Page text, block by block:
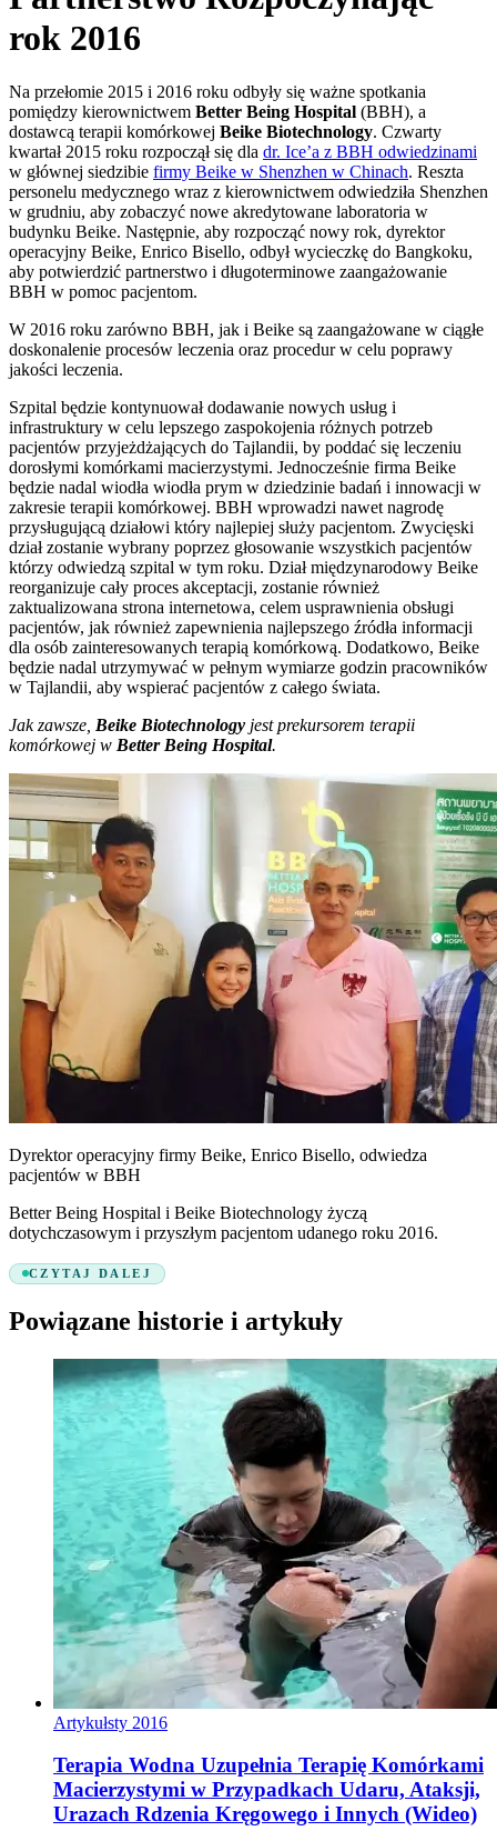
rok 2016
Na przełomie 2015 i 2016 roku odbyły się ważne spotkania
pomiędzy kierownictwem Better Being Hospital (BBH), a
dostawcą terapii komórkowej Beike Biotechnology. Czwarty
kwartał 2015 roku rozpoczął się dla dr. Ice’a z BBH odwiedzinami
w głównej siedzibie firmy Beike w Shenzhen w Chinach. Reszta
personelu medycznego wraz z kierownictwem odwiedziła Shenzhen
w grudniu, aby zobaczyć nowe akredytowane laboratoria w
budynku Beike. Następnie, aby rozpocząć nowy rok, dyrektor
operacyjny Beike, Enrico Bisello, odbył wycieczkę do Bangkoku,
aby potwierdzić partnerstwo i długoterminowe zaangażowanie
BBH w pomoc pacjentom.
W 2016 roku zarówno BBH, jak i Beike są zaangażowane w ciągłe
doskonalenie procesów leczenia oraz procedur w celu poprawy
jakości leczenia.
Szpital będzie kontynuował dodawanie nowych usług i
infrastruktury w celu lepszego zaspokojenia różnych potrzeb
pacjentów przyjeżdżających do Tajlandii, by poddać się leczeniu
dorosłymi komórkami macierzystymi. Jednocześnie firma Beike
będzie nadal wiodła wiodła prym w dziedzinie badań i innowacji w
zakresie terapii komórkowej. BBH wprowadzi nawet nagrodę
przysługującą działowi który najlepiej służy pacjentom. Zwycięski
dział zostanie wybrany poprzez głosowanie wszystkich pacjentów
którzy odwiedzą szpital w tym roku. Dział międzynarodowy Beike
reorganizuje cały proces akceptacji, zostanie również
zaktualizowana strona internetowa, celem usprawnienia obsługi
pacjentów, jak również zapewnienia najlepszego źródła informacji
dla osób zainteresowanych terapią komórkową. Dodatkowo, Beike
będzie nadal utrzymywać w pełnym wymiarze godzin pracowników
w Tajlandii, aby wspierać pacjentów z całego świata.
Jak zawsze, Beike Biotechnology jest prekursorem terapii
komórkowej w Better Being Hospital.
Dyrektor operacyjny firmy Beike, Enrico Bisello, odwiedza
pacjentów w BBH
Better Being Hospital i Beike Biotechnology życzą
dotychczasowym i przyszłym pacjentom udanego roku 2016.
CZYTAJ DALEJ
Powiązane historie i artykuły
Artykułsty 2016
Terapia Wodna Uzupełnia Terapię Komórkami
Macierzystymi w Przypadkach Udaru, Ataksji,
Urazach Rdzenia Kręgowego i Innych (Wideo)